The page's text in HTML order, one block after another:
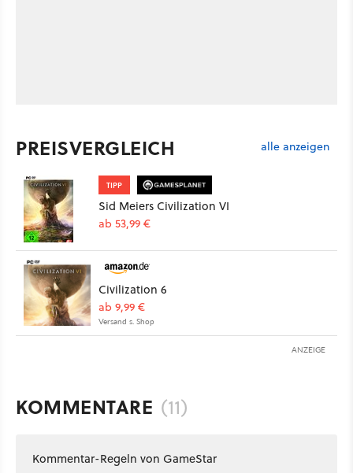
PREISVERGLEICH alle anzeigen
TIPP
Sid Meiers Civilization VI
ab 53,99 €
Civilization 6
ab 9,99 €
Versand s. Shop
ANZEIGE
KOMMENTARE (11)
Kommentar-Regeln von GameStar